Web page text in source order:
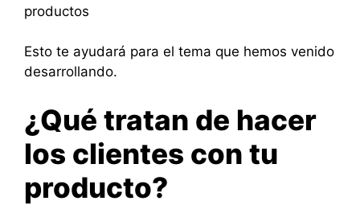
productos
Esto te ayudará para el tema que hemos venido
desarrollando.
¿Qué tratan de hacer
los clientes con tu
producto?